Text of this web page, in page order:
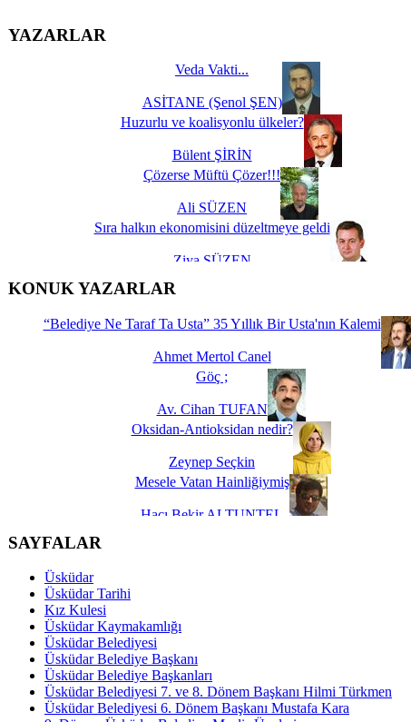
YAZARLAR
Veda Vakti...
ASİTANE (Şenol ŞEN)
Huzurlu ve koalisyonlu ülkeler?
Bülent ŞİRİN
Çözerse Müftü Çözer!!!
Ali SÜZEN
Sıra halkın ekonomisini düzeltmeye geldi
Ziya SÜZEN
İşte Biz buyuz...
KONUK YAZARLAR
“Belediye Ne Taraf Ta Usta” 35 Yıllık Bir Usta'nın Kalemi
Ahmet Mertol Canel
Göç ;
Av. Cihan TUFAN
Oksidan-Antioksidan nedir?
Zeynep Seçkin
Mesele Vatan Hainliğiymiş
Hacı Bekir ALTUNTEL
Dünya Fani, Ama Kısa Bir Süre De Olsa Burdayız
Savaş ŞENEL
Hukukun Adaleti Kalmadı Üstadım!
Av. Şerife PAMUK
İmar Sorunlarının Genel Çözümü ''Riskli Alan Dönüşümü''
SAYFALAR
Üsküdar
Üsküdar Tarihi
Kız Kulesi
Üsküdar Kaymakamlığı
Üsküdar Belediyesi
Üsküdar Belediye Başkanı
Üsküdar Belediye Başkanları
Üsküdar Belediyesi 7. ve 8. Dönem Başkanı Hilmi Türkmen
Üsküdar Belediyesi 6. Dönem Başkanı Mustafa Kara